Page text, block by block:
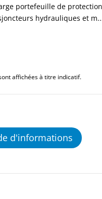
portefeuille de
hydrauliques et
affichées à titre indicatif.
d'informations